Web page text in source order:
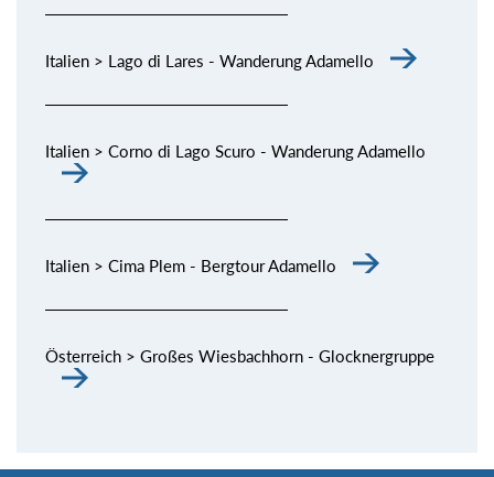
Italien > Lago di Lares - Wanderung Adamello
Italien > Corno di Lago Scuro - Wanderung Adamello
Italien > Cima Plem - Bergtour Adamello
Österreich > Großes Wiesbachhorn - Glocknergruppe